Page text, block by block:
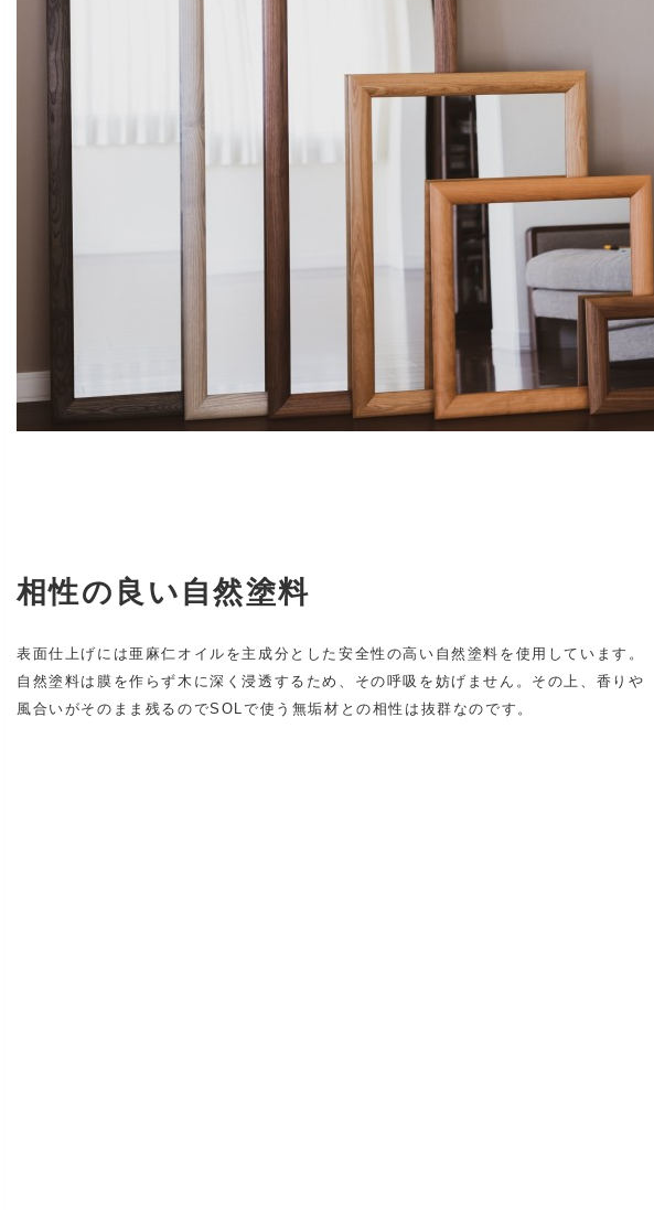
相性の良い自然塗料
表面仕上げには亜麻仁オイルを主成分とした安全性の高い自然塗料を使用しています。
自然塗料は膜を作らず木に深く浸透するため、その呼吸を妨げません。その上、香りや
風合いがそのまま残るのでSOLで使う無垢材との相性は抜群なのです。